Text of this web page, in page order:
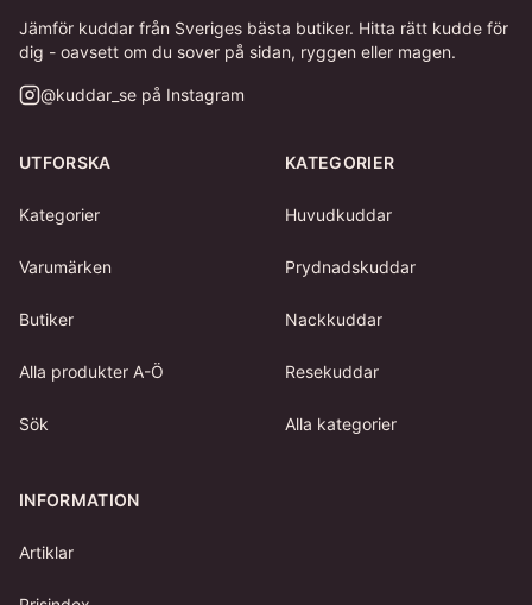
Jämför kuddar från Sveriges bästa butiker. Hitta rätt kudde för
dig - oavsett om du sover på sidan, ryggen eller magen.
@kuddar_se på Instagram
UTFORSKA
Kategorier
Varumärken
Butiker
Alla produkter A-Ö
Sök
KATEGORIER
Huvudkuddar
Prydnadskuddar
Nackkuddar
Resekuddar
Alla kategorier
INFORMATION
Artiklar